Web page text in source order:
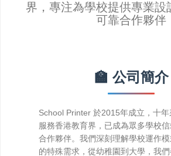
可靠合作夥伴
🏫 公司簡介